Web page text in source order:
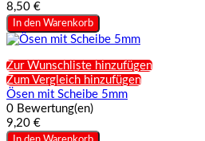
8,50 €
In den Warenkorb
Zur Wunschliste hinzufügen
Zum Vergleich hinzufügen
Ösen mit Scheibe 5mm
0 Bewertung(en)
9,20 €